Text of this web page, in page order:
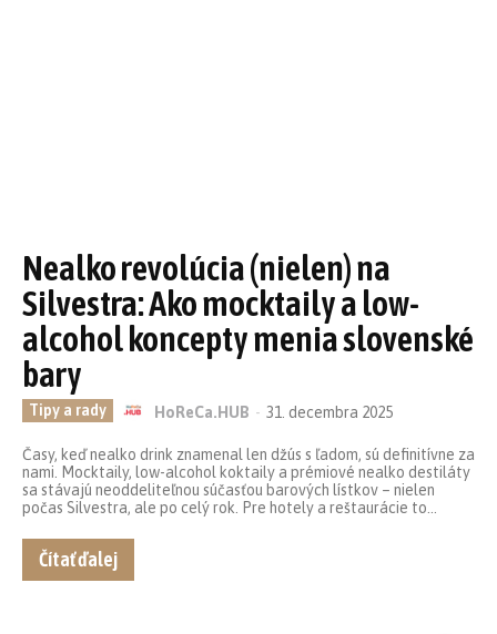
Nealko revolúcia (nielen) na
Silvestra: Ako mocktaily a low-
alcohol koncepty menia slovenské
bary
Tipy a rady HoReCa.HUB - 31. decembra 2025
Časy, keď nealko drink znamenal len džús s ľadom, sú definitívne za
nami. Mocktaily, low-alcohol koktaily a prémiové nealko destiláty
sa stávajú neoddeliteľnou súčasťou barových lístkov – nielen
počas Silvestra, ale po celý rok. Pre hotely a reštaurácie to...
Čítať ďalej